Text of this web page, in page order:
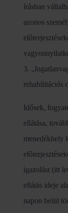
írásban
azonos
3.
rehabilitációs
Idősek,
ellátása,
menedékhely
igazolást (itt
ellátás ideje
napon belül